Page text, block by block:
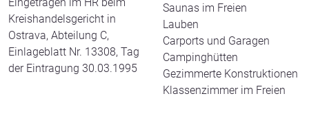
Kreishandelsgericht in
Ostrava, Abteilung C,
Einlageblatt Nr. 13308, Tag
der Eintragung 30.03.1995
Saunas im Freien
Lauben
Carports und Garagen
Campinghütten
Gezimmerte Konstruktionen
Klassenzimmer im Freien